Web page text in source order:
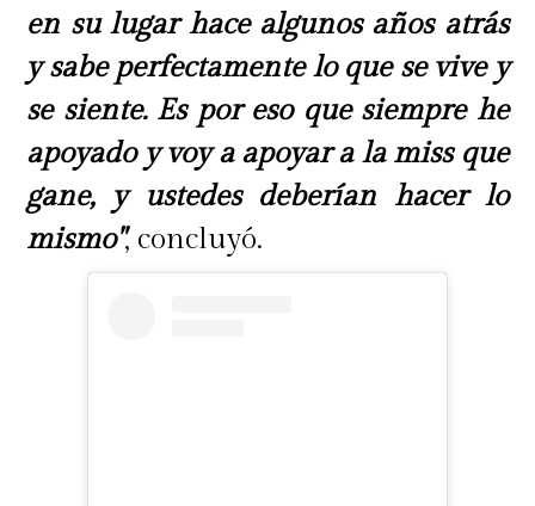
en su lugar hace algunos años atrás
y sabe perfectamente lo que se vive y
se siente. Es por eso que siempre he
apoyado y voy a apoyar a la miss que
gane, y ustedes deberían hacer lo
mismo", concluyó.